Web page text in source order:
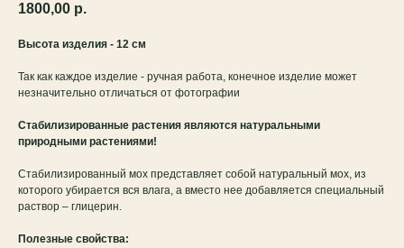
1800,00 р.
Высота изделия - 12 см
Так как каждое изделие - ручная работа, конечное изделие может
незначительно отличаться от фотографии
Стабилизированные растения являются натуральными
природными растениями!
Стабилизированный мох представляет собой натуральный мох, из
которого убирается вся влага, а вместо нее добавляется специальный
раствор – глицерин.
Полезные свойства: